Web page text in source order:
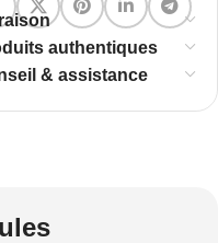
authentiques
& assistance